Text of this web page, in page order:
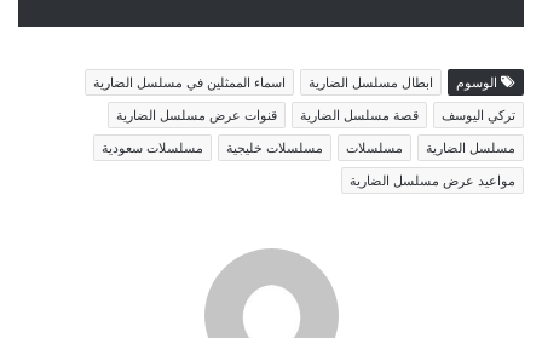
الوسوم ابطال مسلسل الضارية
اسماء الممثلين في مسلسل الضارية
تركي اليوسف
قصة مسلسل الضارية
قنوات عرض مسلسل الضارية
مسلسل الضارية
مسلسلات مسلسلات خليجية
مسلسلات سعودية
مواعيد عرض مسلسل الضارية